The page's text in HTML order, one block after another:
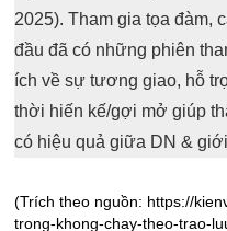
2025). Tham gia tọa đàm,
đầu đã có những phiên
ích về sự tương giao, hỗ
thời hiến kế/gợi mở giúp
có hiệu quả giữa DN &
(Trích theo nguồn: https://
trong-khong-chay-theo-trao-